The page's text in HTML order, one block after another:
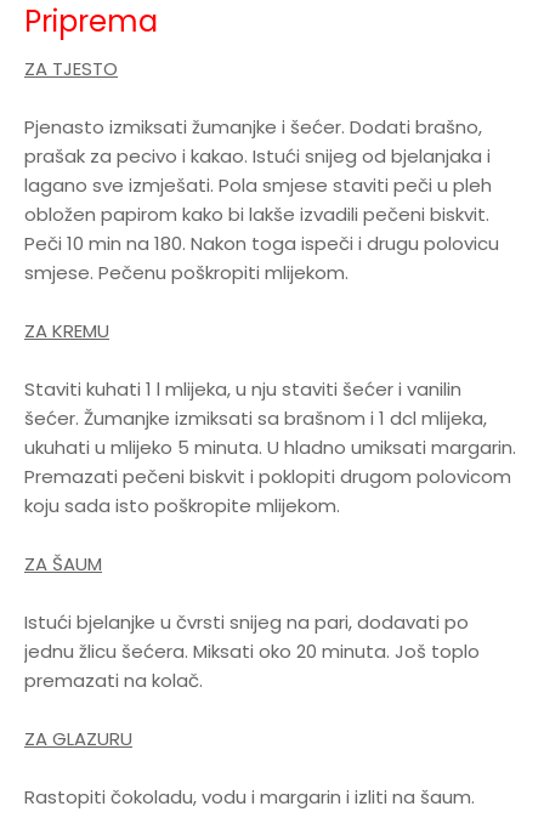
Priprema
ZA TJESTO
Pjenasto izmiksati žumanjke i šećer. Dodati brašno,
prašak za pecivo i kakao. Istući snijeg od bjelanjaka i
lagano sve izmješati. Pola smjese staviti peči u pleh
obložen papirom kako bi lakše izvadili pečeni biskvit.
Peči 10 min na 180. Nakon toga ispeči i drugu polovicu
smjese. Pečenu poškropiti mlijekom.
ZA KREMU
Staviti kuhati 1 l mlijeka, u nju staviti šećer i vanilin
šećer. Žumanjke izmiksati sa brašnom i 1 dcl mlijeka,
ukuhati u mlijeko 5 minuta. U hladno umiksati margarin.
Premazati pečeni biskvit i poklopiti drugom polovicom
koju sada isto poškropite mlijekom.
ZA ŠAUM
Istući bjelanjke u čvrsti snijeg na pari, dodavati po
jednu žlicu šećera. Miksati oko 20 minuta. Još toplo
premazati na kolač.
ZA GLAZURU
Rastopiti čokoladu, vodu i margarin i izliti na šaum.